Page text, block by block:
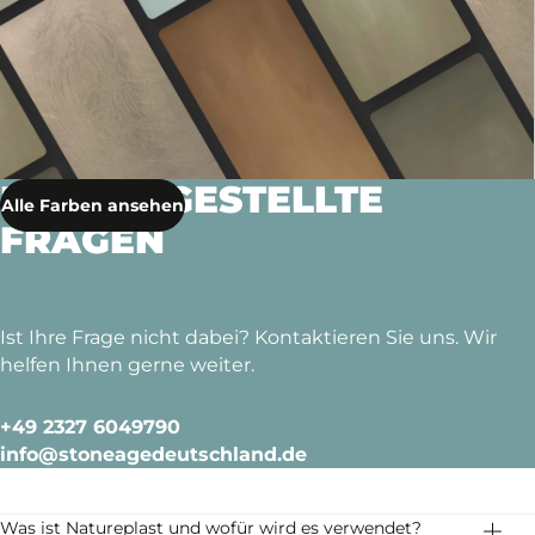
Alle Farben ansehen
HÄUFIG GESTELLTE
FRAGEN
Ist Ihre Frage nicht dabei? Kontaktieren Sie uns. Wir
helfen Ihnen gerne weiter.
+49 2327 6049790
info@stoneagedeutschland.de
Was ist Natureplast und wofür wird es verwendet?